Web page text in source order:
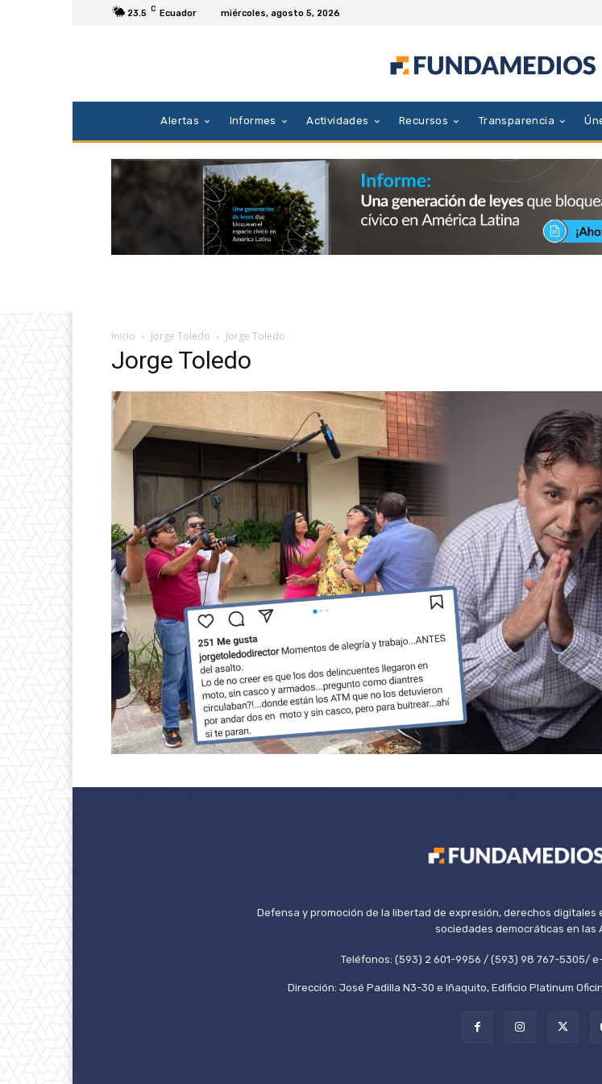
23.5 C Ecuador miércoles, agosto 5, 2026
Alertas Informes Actividades Recursos Transparencia
Inicio Jorge Toledo Jorge Toledo
Jorge Toledo
Defensa y promoción de la libertad de expresión, derechos
sociedades democráticas en las
Teléfonos: (593) 2 601-9956 / (593) 98 767-5305/
Dirección: José Padilla N3-30 e Iñaquito, Edificio Platinum